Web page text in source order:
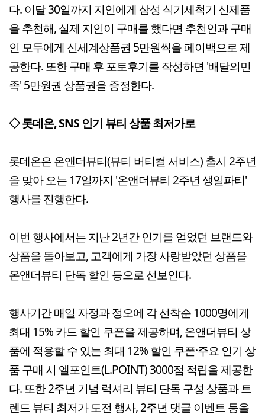
다. 이달 30일까지 지인에게 삼성 식기세척기 신제품
을 추천해, 실제 지인이 구매를 했다면 추천인과 구매
인 모두에게 신세계상품권 5만원씩을 페이백으로 제
공한다. 또한 구매 후 포토후기를 작성하면 '배달의민
족' 5만원권 상품권을 증정한다.
◇ 롯데온, SNS 인기 뷰티 상품 최저가로
롯데온은 온앤더뷰티(뷰티 버티컬 서비스) 출시 2주년
을 맞아 오는 17일까지 '온앤더뷰티 2주년 생일파티'
행사를 진행한다.
이번 행사에서는 지난 2년간 인기를 얻었던 브랜드와
상품을 돌아보고, 고객에게 가장 사랑받았던 상품을
온앤더뷰티 단독 할인 등으로 선보인다.
행사기간 매일 자정과 정오에 각 선착순 1000명에게
최대 15% 카드 할인 쿠폰을 제공하며, 온앤더뷰티 상
품에 적용할 수 있는 최대 12% 할인 쿠폰·주요 인기 상
품 구매 시 엘포인트(L.POINT) 3000점 적립을 제공한
다. 또한 2주년 기념 럭셔리 뷰티 단독 구성 상품과 트
렌드 뷰티 최저가 도전 행사, 2주년 댓글 이벤트 등을